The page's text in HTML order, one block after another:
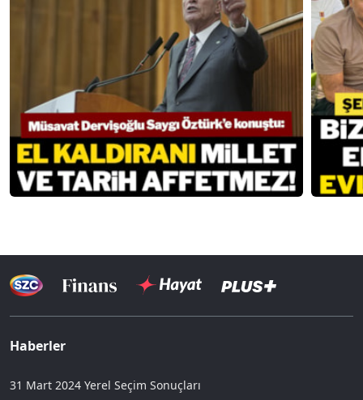
Haberler
31 Mart 2024 Yerel Seçim Sonuçları